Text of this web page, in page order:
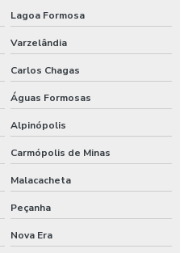
Lagoa Formosa
Varzelândia
Carlos Chagas
Águas Formosas
Alpinópolis
Carmópolis de Minas
Malacacheta
Peçanha
Nova Era